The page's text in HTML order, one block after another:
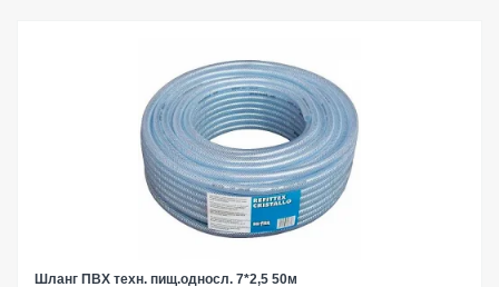
Шланг ПВХ техн. пищ.односл. 7*2,5 50м